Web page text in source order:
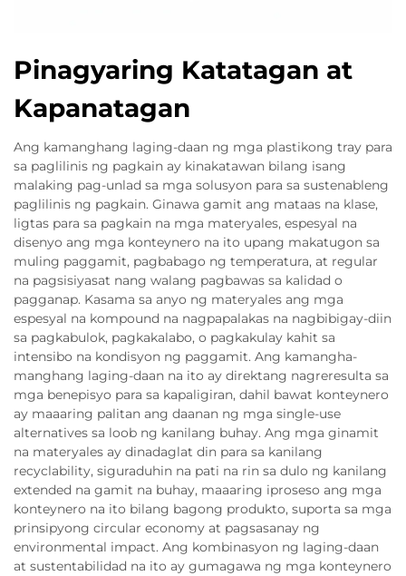
Pinagyaring Katatagan at
Kapanatagan
Ang kamanghang laging-daan ng mga plastikong tray para
sa paglilinis ng pagkain ay kinakatawan bilang isang
malaking pag-unlad sa mga solusyon para sa sustenableng
paglilinis ng pagkain. Ginawa gamit ang mataas na klase,
ligtas para sa pagkain na mga materyales, espesyal na
disenyo ang mga konteynero na ito upang makatugon sa
muling paggamit, pagbabago ng temperatura, at regular
na pagsisiyasat nang walang pagbawas sa kalidad o
pagganap. Kasama sa anyo ng materyales ang mga
espesyal na kompound na nagpapalakas na nagbibigay-diin
sa pagkabulok, pagkakalabo, o pagkakulay kahit sa
intensibo na kondisyon ng paggamit. Ang kamangha-
manghang laging-daan na ito ay direktang nagreresulta sa
mga benepisyo para sa kapaligiran, dahil bawat konteynero
ay maaaring palitan ang daanan ng mga single-use
alternatives sa loob ng kanilang buhay. Ang mga ginamit
na materyales ay dinadaglat din para sa kanilang
recyclability, siguraduhin na pati na rin sa dulo ng kanilang
extended na gamit na buhay, maaaring iproseso ang mga
konteynero na ito bilang bagong produkto, suporta sa mga
prinsipyong circular economy at pagsasanay ng
environmental impact. Ang kombinasyon ng laging-daan
at sustentabilidad na ito ay gumagawa ng mga konteynero